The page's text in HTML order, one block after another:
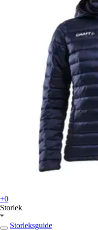
+0
Storlek
*
Storleksguide